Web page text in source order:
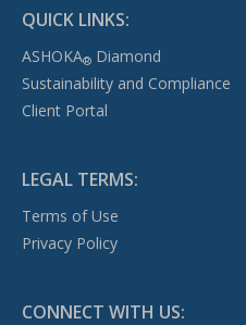
QUICK LINKS:
ASHOKA®Diamond
Sustainability and Compliance
Client Portal
LEGAL TERMS:
Terms of Use
Privacy Policy
CONNECT WITH US: